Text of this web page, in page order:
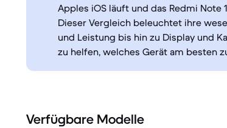
Apples iOS läuft und das Redmi
Dieser Vergleich beleuchtet ihre
und Leistung bis hin zu Display und
zu helfen, welches Gerät am besten
Verfügbare Modelle